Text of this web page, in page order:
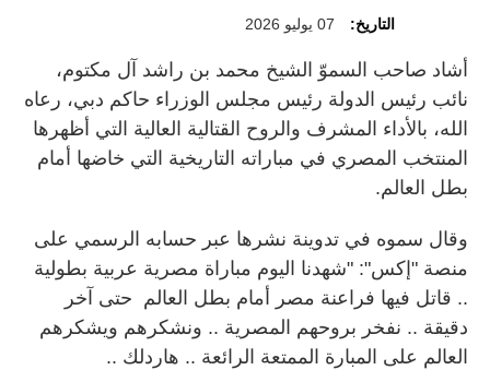
التاريخ: 07 يوليو 2026
أشاد صاحب السموّ الشيخ محمد بن راشد آل مكتوم،
نائب رئيس الدولة رئيس مجلس الوزراء حاكم دبي، رعاه
الله، بالأداء المشرف والروح القتالية العالية التي أظهرها
المنتخب المصري في مباراته التاريخية التي خاضها أمام
بطل العالم.
وقال سموه في تدوينة نشرها عبر حسابه الرسمي على
منصة "إكس": "شهدنا اليوم مباراة مصرية عربية بطولية
.. قاتل فيها فراعنة مصر أمام بطل العالم حتى آخر
دقيقة .. نفخر بروحهم المصرية .. ونشكرهم ويشكرهم
العالم على المبارة الممتعة الرائعة .. هاردلك ..